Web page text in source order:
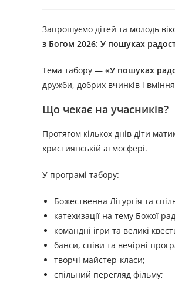
Запрошуємо дітей та молодь
з Богом 2026: У пошуках
Тема табору — «У пошуках
дружби, добрих вчинків і
Що чекає на учасників?
Протягом кількох днів діти
християнській атмосфері.
У програмі табору:
Божественна Літургія та
катехизації на тему Божої
командні ігри та великі
банси, співи та вечірні
творчі майстер-класи;
спільний перегляд фільму;